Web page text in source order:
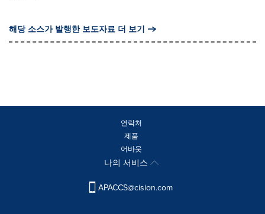
해당 소스가 발행한 보도자료 더 보기
연락처
제품
어바웃
나의 서비스
APACCS@cision.com